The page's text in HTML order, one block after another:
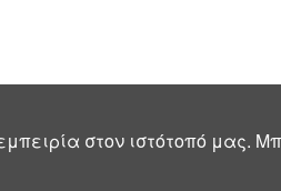
στον ιστότοπό μας.